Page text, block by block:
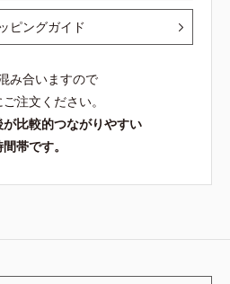
ピングガイド
み合いますので
注文ください。
比較的つながりやすい
帯です。